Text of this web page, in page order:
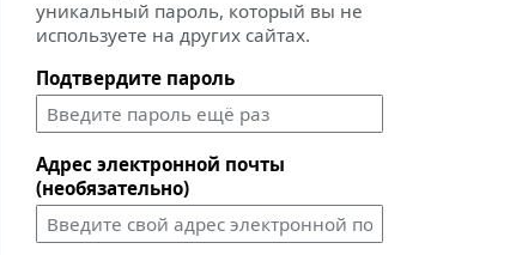
уникальный пароль, который вы не
используете на других сайтах.
Подтвердите пароль
Адрес электронной почты
(необязательно)